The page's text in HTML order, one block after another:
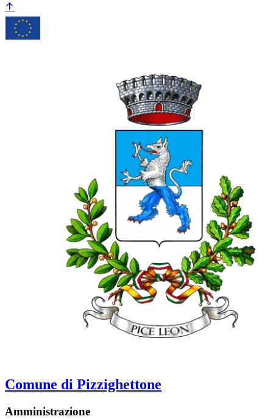
Comune di Pizzighettone
Amministrazione